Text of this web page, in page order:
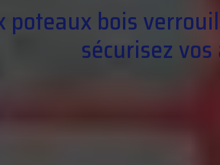
poteaux bois
sécurisez